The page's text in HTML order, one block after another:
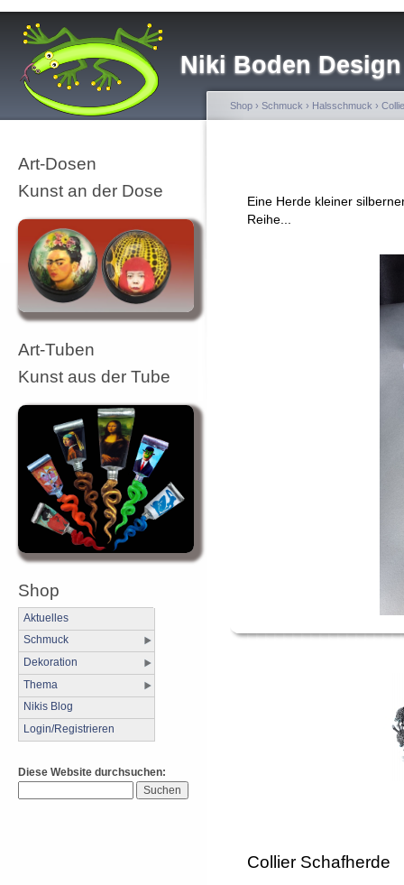
Niki Boden Design
Art-Dosen
Kunst an der Dose
Art-Tuben
Kunst aus der Tube
Shop
Aktuelles
Schmuck
Dekoration
Thema
Nikis Blog
Login/Registrieren
Diese Website durchsuchen:
Shop › Schmuck › Halsschmuck ›
Eine Herde kleiner
Reihe...
Collier Schafherde